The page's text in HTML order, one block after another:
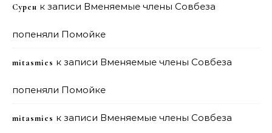
Сурен к записи Вменяемые члены Совбеза
попеняли Помойке
mitasmies к записи Вменяемые члены Совбеза
попеняли Помойке
mitasmies к записи Вменяемые члены Совбеза